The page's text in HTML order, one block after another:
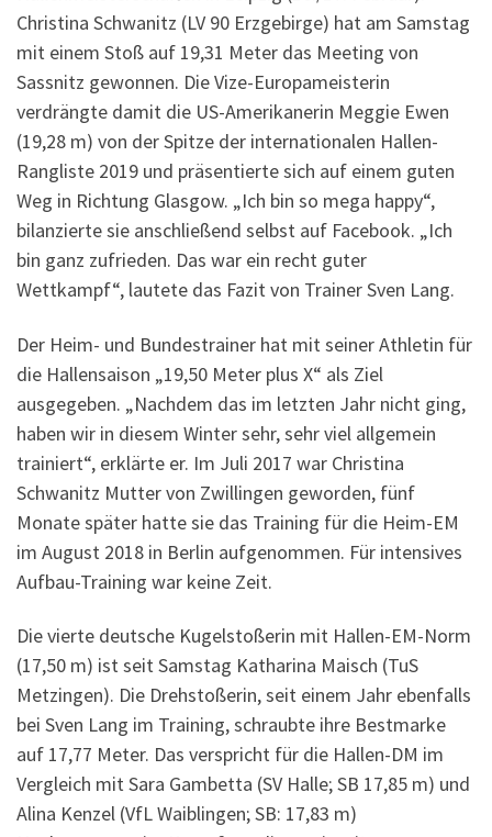
Christina Schwanitz (LV 90 Erzgebirge) hat am Samstag
mit einem Stoß auf 19,31 Meter das Meeting von
Sassnitz gewonnen. Die Vize-Europameisterin
verdrängte damit die US-Amerikanerin Meggie Ewen
(19,28 m) von der Spitze der internationalen Hallen-
Rangliste 2019 und präsentierte sich auf einem guten
Weg in Richtung Glasgow. „Ich bin so mega happy“,
bilanzierte sie anschließend selbst auf Facebook. „Ich
bin ganz zufrieden. Das war ein recht guter
Wettkampf“, lautete das Fazit von Trainer Sven Lang.
Der Heim- und Bundestrainer hat mit seiner Athletin für
die Hallensaison „19,50 Meter plus X“ als Ziel
ausgegeben. „Nachdem das im letzten Jahr nicht ging,
haben wir in diesem Winter sehr, sehr viel allgemein
trainiert“, erklärte er. Im Juli 2017 war Christina
Schwanitz Mutter von Zwillingen geworden, fünf
Monate später hatte sie das Training für die Heim-EM
im August 2018 in Berlin aufgenommen. Für intensives
Aufbau-Training war keine Zeit.
Die vierte deutsche Kugelstoßerin mit Hallen-EM-Norm
(17,50 m) ist seit Samstag Katharina Maisch (TuS
Metzingen). Die Drehstoßerin, seit einem Jahr ebenfalls
bei Sven Lang im Training, schraubte ihre Bestmarke
auf 17,77 Meter. Das verspricht für die Hallen-DM im
Vergleich mit Sara Gambetta (SV Halle; SB 17,85 m) und
Alina Kenzel (VfL Waiblingen; SB: 17,83 m)